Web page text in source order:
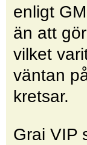
enligt
än att
vilket
väntan
kretsar.
Grai VIP